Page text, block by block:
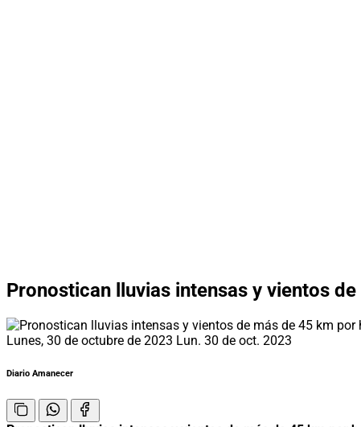
Pronostican lluvias intensas y vientos
Lunes, 30 de octubre de 2023 Lun. 30 de oct. 2023
Diario Amanecer